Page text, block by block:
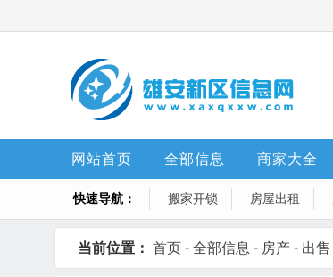
网站首页 全部信息 商家大全
快速导航： 搬家开锁 房屋出租
当前位置： 首页 - 全部信息 - 房产 - 出售